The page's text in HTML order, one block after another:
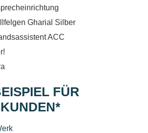
Gharial Silber
ACC
FÜR